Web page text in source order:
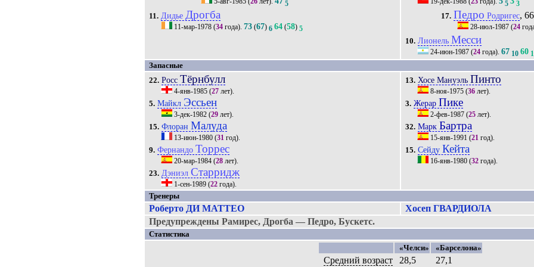
5
11. Дидье Дрогба
11-мар-1978 (34 года).73 (67) 6 64 (58) 5
5
3
17. Педро Родригес,
28-июл-1987(24
10. Лионель Месси
24-июн-1987 (24 года).67 10 60
Запасные
22. РоссТёрнбулл
4-янв-1985 (27 лет).
5. Майкл Эссьен
3-дек-1982 (29 лет).
15. Флоран Малуда
13-июн-1980 (31 год).
9. ФернандоТоррес
20-мар-1984 (28 лет).
23. ДэниэлСтарридж
1-сен-1989 (22 года).
13. Хосе Мануэль Пинто
8-ноя-1975 (36 лет).
3. Жерар Пике
2-фев-1987 (25 лет).
32. Марк Бартра
15-янв-1991 (21 год).
15. Сейду Кейта
16-янв-1980 (32 года).
Тренеры
Роберто ДИ МАТТЕО
Хосеп ГВАРДИОЛА
Предупреждены Рамирес, Дрогба — Педро, Бускетс.
Статистика
«Челси»
«Барселона»
Средний возраст 28,5 27,1